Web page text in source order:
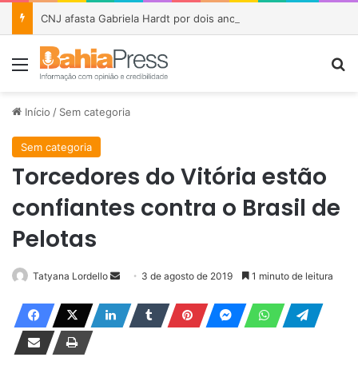
Menu
Início / Sem categoria
Sem categoria
Torcedores do Vitória estão
confiantes contra o Brasil de
Pelotas
Tatyana Lordello 3 de agosto de 2019 1 minuto de leitura